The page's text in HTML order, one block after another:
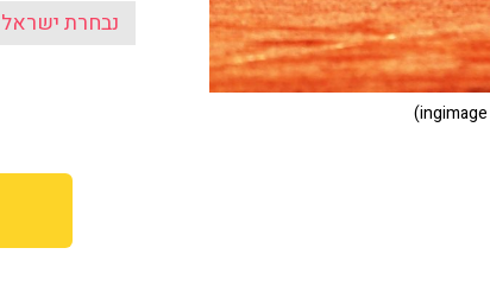
נבחרת ישראל